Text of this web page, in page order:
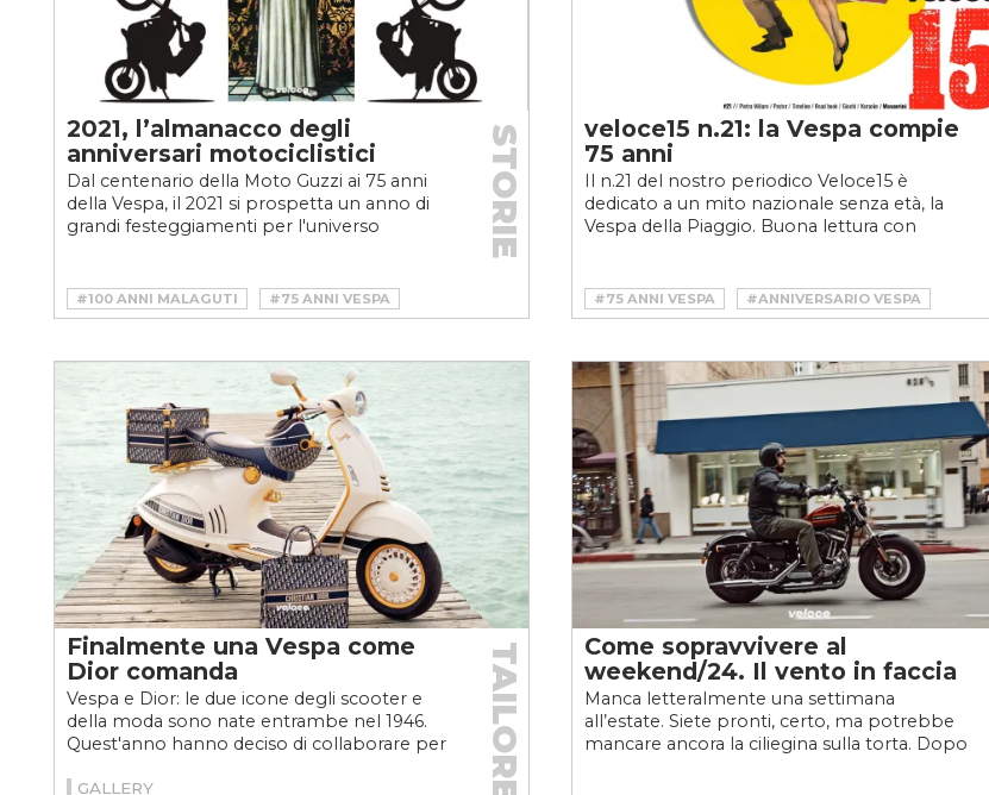
2021, l’almanacco degli
anniversari motociclistici
Dal centenario della Moto Guzzi ai 75 anni
della Vespa, il 2021 si prospetta un anno di
grandi festeggiamenti per l'universo
STORIE
#100 ANNI MALAGUTI
#75 ANNI VESPA
#ANNIVERSARI MOTO 2021
#MALAGUTI
veloce15 n.21: la Vespa compie
75 anni
Il n.21 del nostro periodico Veloce15 è
dedicato a un mito nazionale senza età, la
Vespa della Piaggio. Buona lettura con
#75 ANNI VESPA
#ANNIVERSARIO VESPA
#MOTO
#PIAGGIO
#VELOCEMOTO
#VELOCEPDF #VESPA
Finalmente una Vespa come
Dior comanda
Vespa e Dior: le due icone degli scooter e
della moda sono nate entrambe nel 1946.
Quest'anno hanno deciso di collaborare per
TAILORED
GALLERY
Come sopravvivere al
weekend/24. Il vento in faccia
Manca letteralmente una settimana
all’estate. Siete pronti, certo, ma potrebbe
mancare ancora la ciliegina sulla torta. Dopo